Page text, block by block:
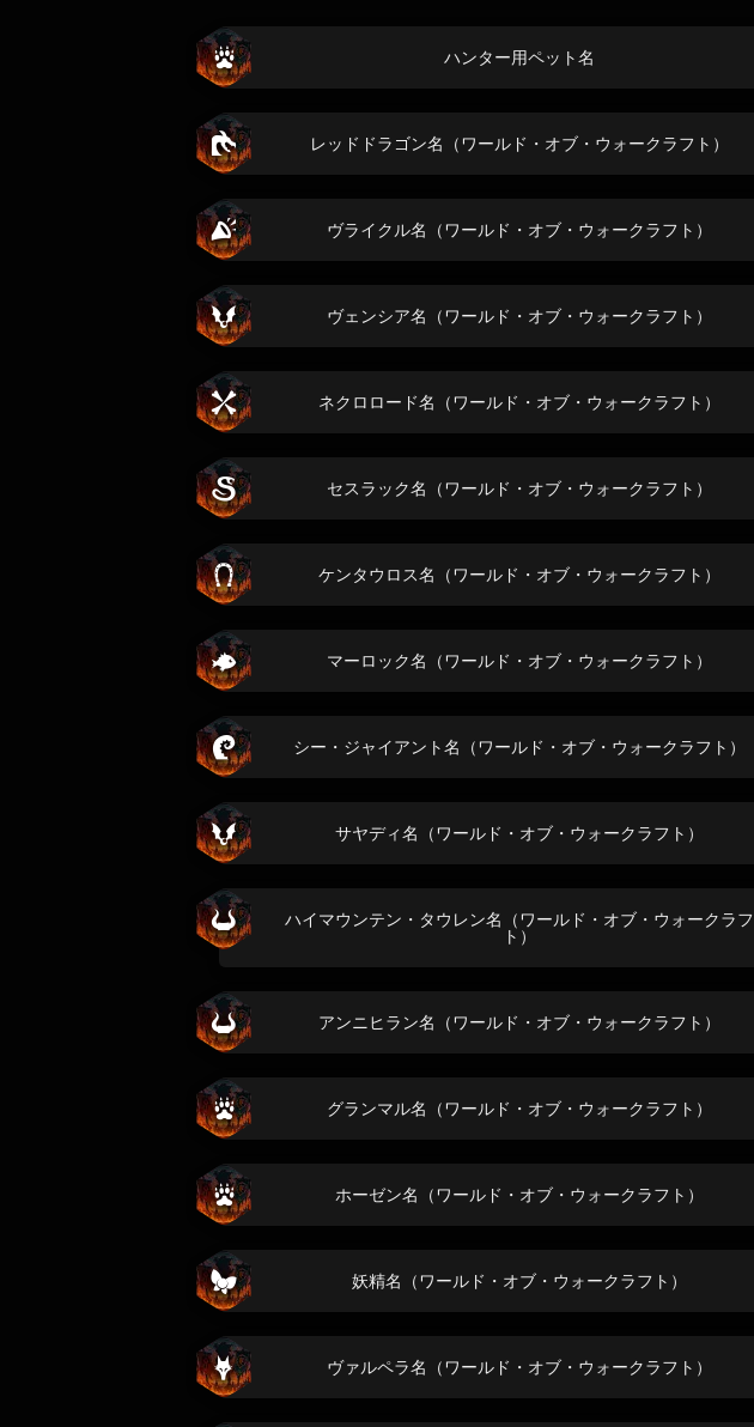
ハンター用ペット名
レッドドラゴン名（ワールド・オブ・ウォークラフト）
ヴライクル名（ワールド・オブ・ウォークラフト）
ヴェンシア名（ワールド・オブ・ウォークラフト）
ネクロロード名（ワールド・オブ・ウォークラフト）
セスラック名（ワールド・オブ・ウォークラフト）
ケンタウロス名（ワールド・オブ・ウォークラフト）
マーロック名（ワールド・オブ・ウォークラフト）
シー・ジャイアント名（ワールド・オブ・ウォークラフト）
サヤディ名（ワールド・オブ・ウォークラフト）
ハイマウンテン・タウレン名（ワールド・オブ・ウォークラフ
ト）
アンニヒラン名（ワールド・オブ・ウォークラフト）
グランマル名（ワールド・オブ・ウォークラフト）
ホーゼン名（ワールド・オブ・ウォークラフト）
妖精名（ワールド・オブ・ウォークラフト）
ヴァルペラ名（ワールド・オブ・ウォークラフト）